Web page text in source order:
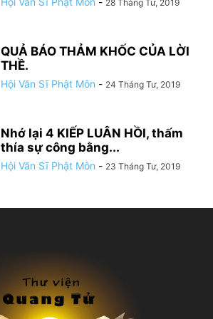
28 Tháng Tư, 2019
QUẢ BÁO THẢM KHỐC CỦA LỜI
THỀ.
Hội Văn Sĩ Phật Môn - 24 Tháng Tư, 2019
Nhớ lại 4 KIẾP LUÂN HỒI, thấm
thía sự công bằng...
Hội Văn Sĩ Phật Môn - 23 Tháng Tư, 2019